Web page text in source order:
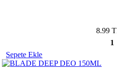
8.99
1
Sepete Ekle